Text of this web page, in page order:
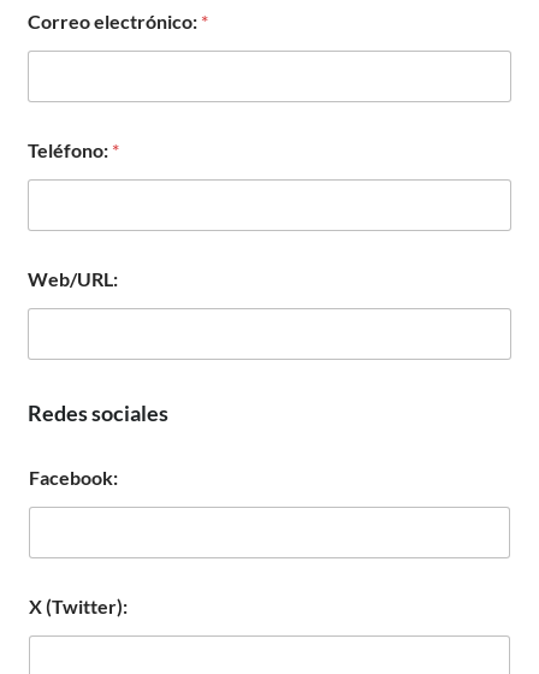
Correo electrónico: *
Teléfono: *
Web/URL:
Redes sociales
Facebook:
X (Twitter):